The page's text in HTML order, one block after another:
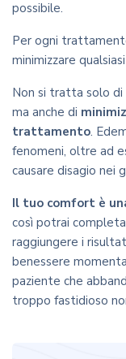
possibile.
Per ogni
minimizzare
Non si tratta solo di
ma anche di
trattamento.
fenomeni, oltre ad
causare disagio nei
Il tuo comfort è
così potrai
raggiungere i
benessere
paziente che
troppo fastidioso